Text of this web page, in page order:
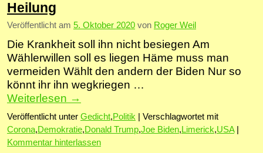
Heilung
Veröffentlicht am 5. Oktober 2020 von Roger Weil
Die Krankheit soll ihn nicht besiegen Am
Wählerwillen soll es liegen Häme muss man
vermeiden Wählt den andern der Biden Nur so
könnt ihr ihn wegkriegen …
Weiterlesen →
Veröffentlicht unter Gedicht,Politik
Verschlagwortet mit
Corona,Demokratie,Donald Trump,Joe Biden, Limerick,USA
Kommentar hinterlassen